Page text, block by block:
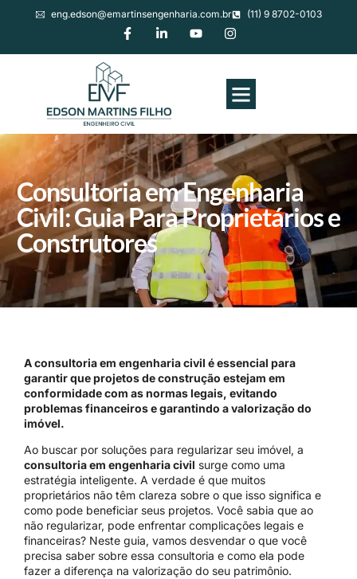
eng.edson@emartinsengenharia.com.br (11) 9 8702-0103
Consultoria em Engenharia
Civil: Guia Para Proprietários e
Construtores
A consultoria em engenharia civil é essencial para
garantir que projetos de construção estejam em
conformidade com as normas legais, evitando
problemas financeiros e garantindo a valorização do
imóvel.
Ao buscar por soluções para regularizar seu imóvel, a
consultoria em engenharia civil surge como uma
estratégia inteligente. A verdade é que muitos
proprietários não têm clareza sobre o que isso significa e
como pode beneficiar seus projetos. Você sabia que ao
não regularizar, pode enfrentar complicações legais e
financeiras? Neste guia, vamos desvendar o que você
precisa saber sobre essa consultoria e como ela pode
fazer a diferença na valorização do seu patrimônio.